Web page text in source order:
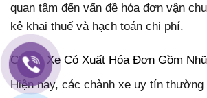
quan tâm đến vấn đề hóa đơn vận
kê khai thuế và hạch toán chi phí.
Chành Xe Có Xuất Hóa Đơn Gồm
Hiện nay, các chành xe uy tín thường